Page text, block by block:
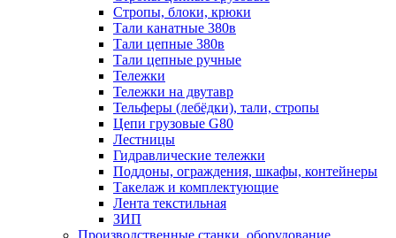
Стропы, блоки, крюки
Тали канатные 380в
Тали цепные 380в
Тали цепные ручные
Тележки
Тележки на двутавр
Тельферы (лебёдки), тали, стропы
Цепи грузовые G80
Лестницы
Гидравлические тележки
Поддоны, ограждения, шкафы, контейнеры
Такелаж и комплектующие
Лента текстильная
ЗИП
Производственные станки, оборудование